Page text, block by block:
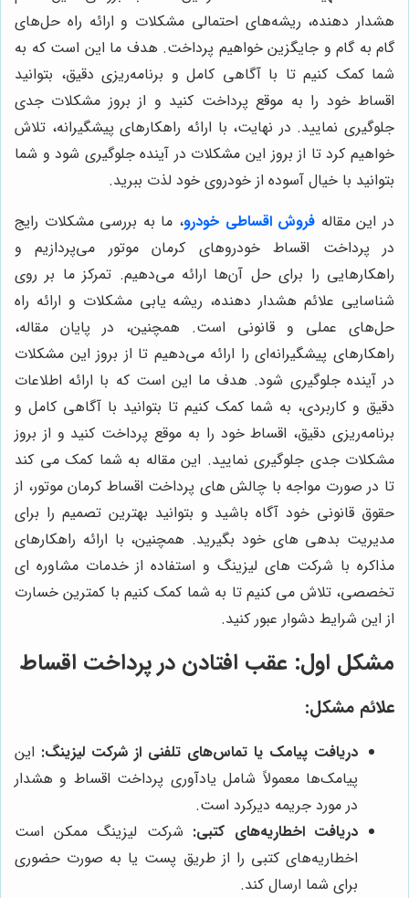
هشدار دهنده، ریشه‌های احتمالی مشکلات و ارائه راه حل‌های
گام به گام و جایگزین خواهیم پرداخت. هدف ما این است که به
شما کمک کنیم تا با آگاهی کامل و برنامه‌ریزی دقیق، بتوانید
اقساط خود را به موقع پرداخت کنید و از بروز مشکلات جدی
جلوگیری نمایید. در نهایت، با ارائه راهکارهای پیشگیرانه، تلاش
خواهیم کرد تا از بروز این مشکلات در آینده جلوگیری شود و شما
بتوانید با خیال آسوده از خودروی خود لذت ببرید.
در این مقاله فروش اقساطی خودرو، ما به بررسی مشکلات رایج
در پرداخت اقساط خودروهای کرمان موتور می‌پردازیم و
راهکارهایی را برای حل آن‌ها ارائه می‌دهیم. تمرکز ما بر روی
شناسایی علائم هشدار دهنده، ریشه یابی مشکلات و ارائه راه
حل‌های عملی و قانونی است. همچنین، در پایان مقاله،
راهکارهای پیشگیرانه‌ای را ارائه می‌دهیم تا از بروز این مشکلات
در آینده جلوگیری شود. هدف ما این است که با ارائه اطلاعات
دقیق و کاربردی، به شما کمک کنیم تا بتوانید با آگاهی کامل و
برنامه‌ریزی دقیق، اقساط خود را به موقع پرداخت کنید و از بروز
مشکلات جدی جلوگیری نمایید. این مقاله به شما کمک می کند
تا در صورت مواجه با چالش های پرداخت اقساط کرمان موتور، از
حقوق قانونی خود آگاه باشید و بتوانید بهترین تصمیم را برای
مدیریت بدهی های خود بگیرید. همچنین، با ارائه راهکارهای
مذاکره با شرکت های لیزینگ و استفاده از خدمات مشاوره ای
تخصصی، تلاش می کنیم تا به شما کمک کنیم با کمترین خسارت
از این شرایط دشوار عبور کنید.
مشکل اول: عقب افتادن در پرداخت اقساط
علائم مشکل:
دریافت پیامک یا تماس‌های تلفنی از شرکت لیزینگ: این
پیامک‌ها معمولاً شامل یادآوری پرداخت اقساط و هشدار
در مورد جریمه دیرکرد است.
دریافت اخطاریه‌های کتبی: شرکت لیزینگ ممکن است
اخطاریه‌های کتبی را از طریق پست یا به صورت حضوری
برای شما ارسال کند.